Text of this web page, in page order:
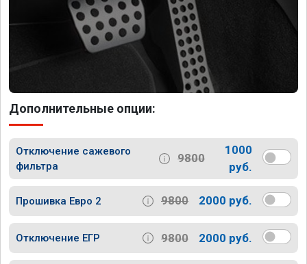
Дополнительные опции:
Отключение сажевого
фильтра
9800
1000
руб.
Прошивка Евро 2 9800 2000 руб.
Отключение ЕГР 9800 2000 руб.